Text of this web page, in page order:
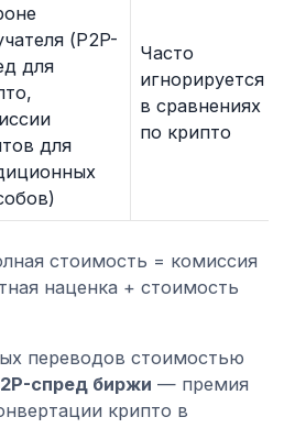
(P2P-
для
для
Часто
игнорируется
в сравнениях
по крипто
стоимость = комиссия
наценка + стоимость
переводов стоимостью
спред биржи — премия
крипто в